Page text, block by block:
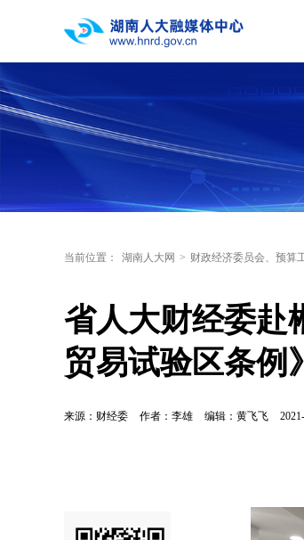
当前位置： 湖南人大网 > 财政经济委员会、预算
省人大财经委赴
贸易试验区条例
来源：财经委 作者：李雄 编辑：黄飞飞